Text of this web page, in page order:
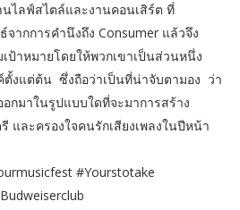
ไลฟ์สไตล์และงานคอนเสิร์ต ที่
จากการคำนึงถึง Consumer แล้วจึง
ป้าหมายโดยให้พวกเขาเป็นส่วนหนึ่ง
ตั้งแต่ต้น ซึ่งถือว่าเป็นที่น่าจับตามอง ว่า
กมาในรูปแบบใดที่จะมาการสร้าง
และครองใจคนรักเสียงเพลงในปีหน้า
#Yourstotake